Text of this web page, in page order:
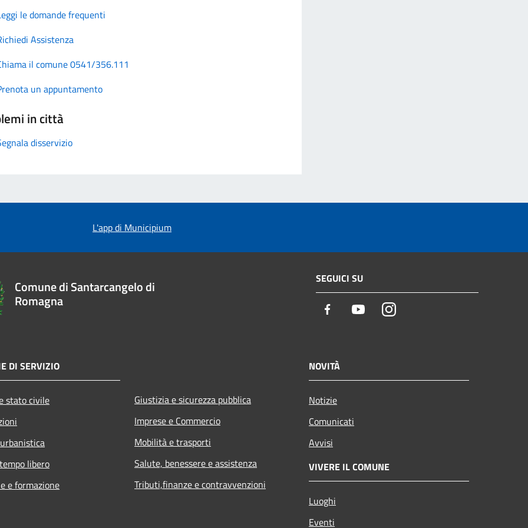
le domande frequenti
Assistenza
il comune 0541/356.111
un appuntamento
in città
disservizio
L'app di Municipium
Comune di Santarcangelo di
Romagna
SEGUICI SU
Facebook YoutubeInstagram
DI SERVIZIO
stato civile
libero
e formazione
Giustizia e sicurezza pubblica
Imprese e Commercio
Mobilità e trasporti
Salute, benessere e assistenza
Tributi,finanze e contravvenzioni
NOVITÀ
Notizie
Comunicati
Avvisi
VIVERE IL COMUNE
Luoghi
Eventi